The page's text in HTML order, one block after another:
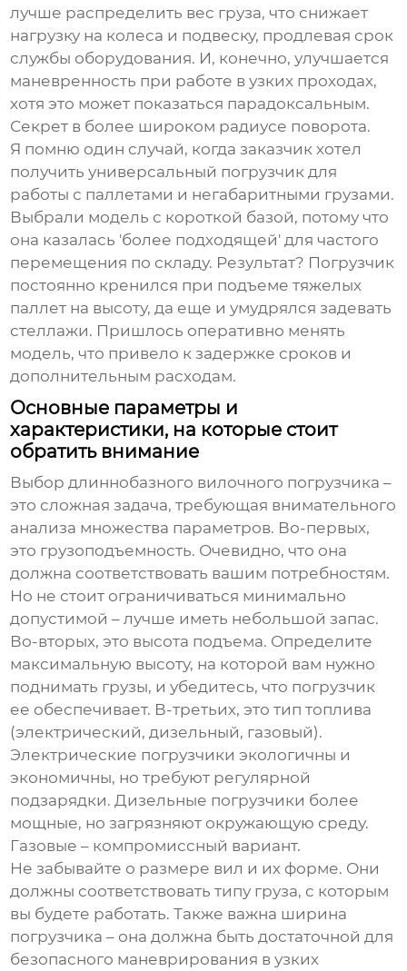
лучше распределить вес груза, что снижает
нагрузку на колеса и подвеску, продлевая срок
службы оборудования. И, конечно, улучшается
маневренность при работе в узких проходах,
хотя это может показаться парадоксальным.
Секрет в более широком радиусе поворота.
Я помню один случай, когда заказчик хотел
получить универсальный погрузчик для
работы с паллетами и негабаритными грузами.
Выбрали модель с короткой базой, потому что
она казалась 'более подходящей' для частого
перемещения по складу. Результат? Погрузчик
постоянно кренился при подъеме тяжелых
паллет на высоту, да еще и умудрялся задевать
стеллажи. Пришлось оперативно менять
модель, что привело к задержке сроков и
дополнительным расходам.
Основные параметры и
характеристики, на которые стоит
обратить внимание
Выбор длиннобазного вилочного погрузчика –
это сложная задача, требующая внимательного
анализа множества параметров. Во-первых,
это грузоподъемность. Очевидно, что она
должна соответствовать вашим потребностям.
Но не стоит ограничиваться минимально
допустимой – лучше иметь небольшой запас.
Во-вторых, это высота подъема. Определите
максимальную высоту, на которой вам нужно
поднимать грузы, и убедитесь, что погрузчик
ее обеспечивает. В-третьих, это тип топлива
(электрический, дизельный, газовый).
Электрические погрузчики экологичны и
экономичны, но требуют регулярной
подзарядки. Дизельные погрузчики более
мощные, но загрязняют окружающую среду.
Газовые – компромиссный вариант.
Не забывайте о размере вил и их форме. Они
должны соответствовать типу груза, с которым
вы будете работать. Также важна ширина
погрузчика – она должна быть достаточной для
безопасного маневрирования в узких